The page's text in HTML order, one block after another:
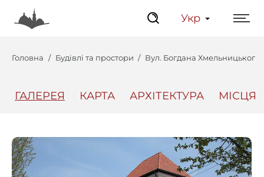
Укр
Головна Будівлі та простори Вул. Богдана
ГАЛЕРЕЯ КАРТА АРХІТЕКТУРА МІСЦЯ